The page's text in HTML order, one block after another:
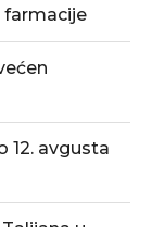
farmacije
12. avgusta